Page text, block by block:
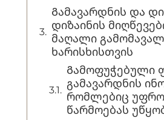
Გამავარდნის და
დიზაინის
მაღალი
ხარისხისთვის
Გამოფუჭებული
გამავარდნის
რომლებიც
წარმოებას